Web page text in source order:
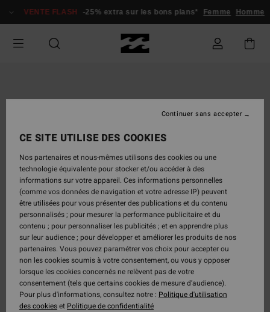
VENTE FLASH -25% extra sur les bons plans* Femme Homme
CE SITE UTILISE DES COOKIES
Nos partenaires et nous-mêmes utilisons des cookies ou une
technologie équivalente pour stocker et/ou accéder à des
informations sur votre appareil. Ces informations personnelles
(comme vos données de navigation et votre adresse IP) peuvent
être utilisées pour vous présenter des publications et du contenu
personnalisés ; pour mesurer la performance publicitaire et du
contenu ; pour personnaliser les publicités ; et en apprendre plus
sur leur audience ; pour développer et améliorer les produits de nos
partenaires. Vous pouvez paramétrer vos choix pour accepter ou
non les cookies soumis à votre consentement, ou vous y opposer
lorsque les cookies concernés ne relèvent pas de votre
consentement (tels que certains cookies de mesure d’audience).
Pour plus d'informations, consultez notre : Politique d'utilisation
des cookieset Politique de confidentialité
Continuer sans accepter